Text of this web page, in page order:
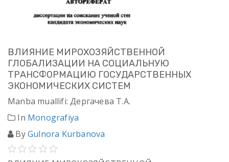
ВЛИЯНИЕ МИРОХОЗЯЙСТВЕННОЙ
ГЛОБАЛИЗАЦИИ НА СОЦИАЛЬНУЮ
ТРАНСФОРМАЦИЮ ГОСУДАРСТВЕННЫХ
ЭКОНОМИЧЕСКИХ СИСТЕМ
Manba muallifi: Дергачева Т.А.
In Monografiya
ByGulnora Kurbanova